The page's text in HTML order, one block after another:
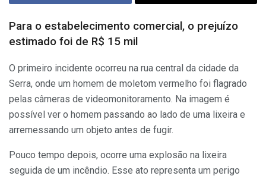
Para o estabelecimento comercial, o prejuízo
estimado foi de R$ 15 mil
O primeiro incidente ocorreu na rua central da cidade da
Serra, onde um homem de moletom vermelho foi flagrado
pelas câmeras de videomonitoramento. Na imagem é
possível ver o homem passando ao lado de uma lixeira e
arremessando um objeto antes de fugir.
Pouco tempo depois, ocorre uma explosão na lixeira
seguida de um incêndio. Esse ato representa um perigo